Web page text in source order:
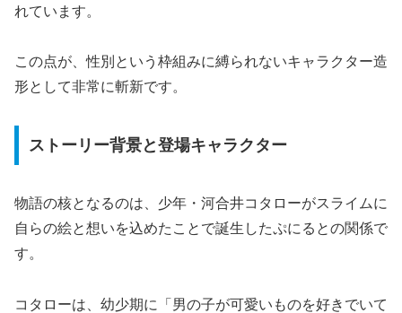
れています。
この点が、性別という枠組みに縛られないキャラクター造
形として非常に斬新です。
ストーリー背景と登場キャラクター
物語の核となるのは、少年・河合井コタローがスライムに
自らの絵と想いを込めたことで誕生したぷにるとの関係で
す。
コタローは、幼少期に「男の子が可愛いものを好きでいて